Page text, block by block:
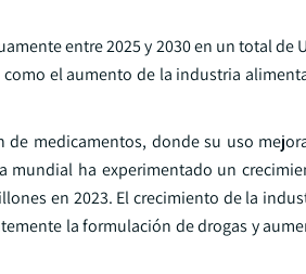
entre 2025 y 2030 en un total de
el aumento de la industria
medicamentos, donde su uso
mundial ha experimentado un
en 2023. El crecimiento de la
la formulación de drogas y